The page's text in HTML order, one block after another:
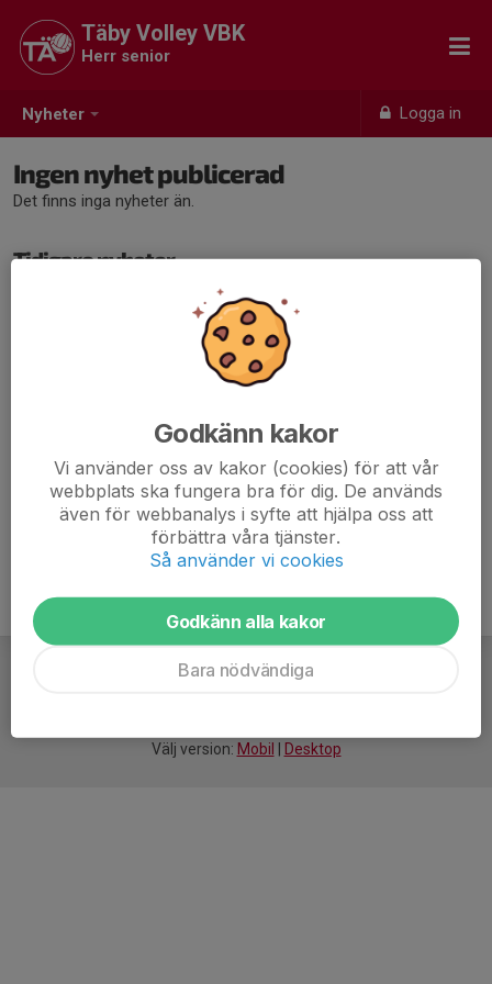
Nyheter Logga in
Täby Volley VBK
Herr senior
Ingen nyhet publicerad
Det finns inga nyheter än.
Tidigare nyheter
Det finns inga tidigare nyheter
Välj version: Mobil Desktop
Godkänn kakor
Vi använder oss av kakor (cookies) för att vår
webbplats ska fungera bra för dig. De används
även för webbanalys i syfte att hjälpa oss att
förbättra våra tjänster.
Så använder vi cookies
Godkänn alla kakor
Bara nödvändiga